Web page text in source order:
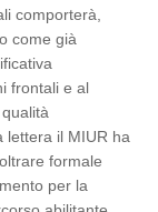
comporterà,
come già
frontali e al
lettera il MIUR ha
formale
per la